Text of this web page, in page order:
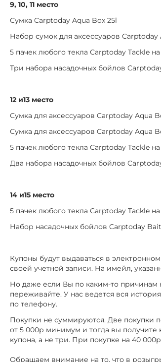
9, 10, 11 место
Сумка Carptoday Aqua Box 25l
Набор сумок для аксессуаров Carptoday
5 пачек любого текла Carptoday Tackle
Три набора насадочных бойлов
12 и13 место
Сумка для аксессуаров Carptoday Aqua
Сумка для аксессуаров Carptoday Aqua
5 пачек любого текла Carptoday Tackle
Два набора насадочных бойлов
14 и15 место
5 пачек любого текла Carptoday Tackle
Набор насадочных бойлов Carptoday
Купоны будут выдаваться в
своей учетной записи. На имейл,
Но даже если Вы по каким-то причинам
переживайте. У нас ведется вся
по телефону.
Покупки не суммируются. Две покупки
от 5 000р минимум и тогда вы получите
купона, а не три. При покупке на 40
Обращаем внимание на то, что в